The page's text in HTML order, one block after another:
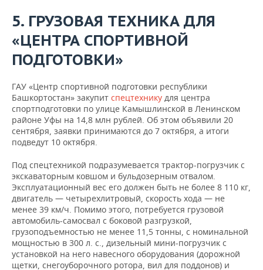
5. ГРУЗОВАЯ ТЕХНИКА ДЛЯ
«ЦЕНТРА СПОРТИВНОЙ
ПОДГОТОВКИ»
ГАУ «Центр спортивной подготовки республики
Башкортостан» закупит спецтехнику для центра
спортподготовки по улице Камышлинской в Ленинском
районе Уфы на 14,8 млн рублей. Об этом объявили 20
сентября, заявки принимаются до 7 октября, а итоги
подведут 10 октября.
Под спецтехникой подразумевается трактор-погрузчик с
экскаваторным ковшом и бульдозерным отвалом.
Эксплуатационный вес его должен быть не более 8 110 кг,
двигатель — четырехлитровый, скорость хода — не
менее 39 км/ч. Помимо этого, потребуется грузовой
автомобиль-самосвал с боковой разгрузкой,
грузоподъемностью не менее 11,5 тонны, с номинальной
мощностью в 300 л. с., дизельный мини-погрузчик с
установкой на него навесного оборудования (дорожной
щетки, снегоуборочного ротора, вил для поддонов) и